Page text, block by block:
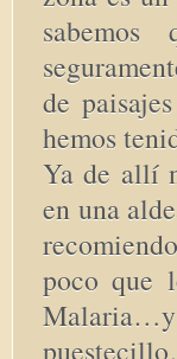
de
hemos
Ya de allí
en una
poco que